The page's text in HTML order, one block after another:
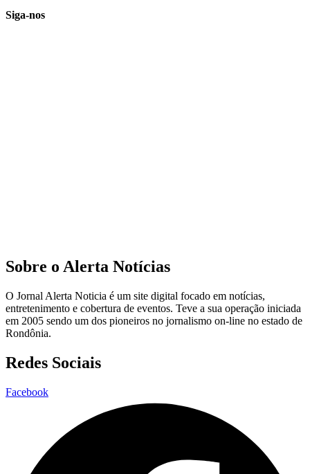
Siga-nos
Sobre o Alerta Notícias
O Jornal Alerta Noticia é um site digital focado em notícias,
entretenimento e cobertura de eventos. Teve a sua operação iniciada
em 2005 sendo um dos pioneiros no jornalismo on-line no estado de
Rondônia.
Redes Sociais
Facebook